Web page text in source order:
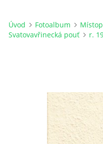
Úvod Fotoalbum
Svatovavřinecká pouť
r.